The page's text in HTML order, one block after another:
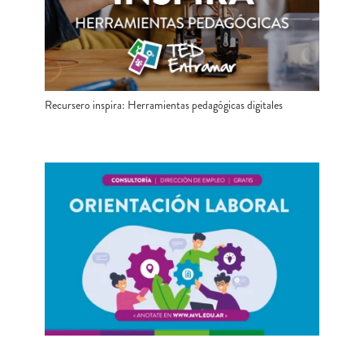
Recursero inspira: Herramientas pedagógicas digitales